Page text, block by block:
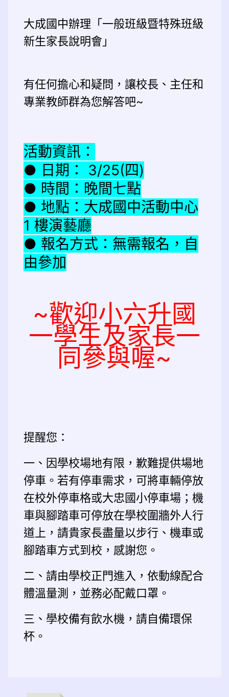
大成國中辦理「一般班級暨特殊班級
新生家長說明會」
有任何擔心和疑問，讓校長、主任和
專業教師群為您解答吧~
活動資訊：
● 日期： 3/25(四)
● 時間：晚間七點
● 地點：大成國中活動中心
1 樓演藝廳
● 報名方式：無需報名，自
由參加
~歡迎小六升國
一學生及家長一
同參與喔~
提醒您：
一、因學校場地有限，歉難提供場地
停車。若有停車需求，可將車輛停放
在校外停車格或大忠國小停車場；機
車與腳踏車可停放在學校圍牆外人行
道上，請貴家長盡量以步行、機車或
腳踏車方式到校，感謝您。
二、請由學校正門進入，依動線配合
體溫量測，並務必配戴口罩。
三、學校備有飲水機，請自備環保
杯。